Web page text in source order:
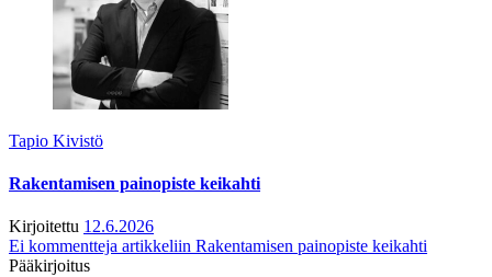
Tapio Kivistö
Rakentamisen painopiste keikahti
Kirjoitettu 12.6.2026
Ei kommentteja artikkeliin Rakentamisen painopiste keikahti
Pääkirjoitus